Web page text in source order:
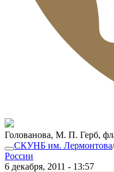
Голованова, М. П. Герб,
СКУНБ им. Лермонтова/
России
6 декабря, 2011 - 13:57